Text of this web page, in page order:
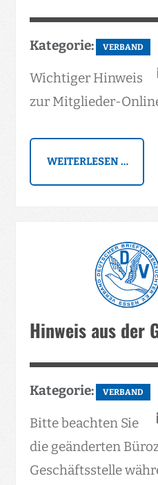
Kategorie: VERBAND
Wichtiger Hinweis
zur Mitglieder-
WEITERLESEN …
Hinweis aus der
Kategorie: VERBAND
Bitte beachten Sie
die geänderten
Geschäftsstelle